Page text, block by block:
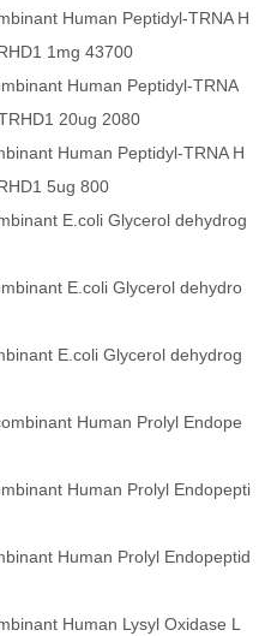
Human Peptidyl-TRNA H
1mg 43700
Human Peptidyl-TRNA
20ug 2080
Human Peptidyl-TRNA H
5ug 800
E.coli Glycerol dehydrog
E.coli Glycerol dehydro
E.coli Glycerol dehydrog
Human Prolyl Endope
Human Prolyl Endopepti
Human Prolyl Endopeptid
Human Lysyl Oxidase L